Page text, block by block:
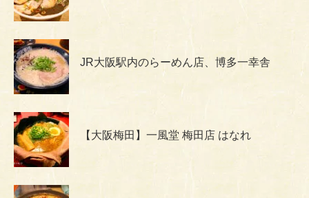
JR大阪駅内のらーめん店、博多一幸舎
【大阪梅田】一風堂 梅田店 はなれ